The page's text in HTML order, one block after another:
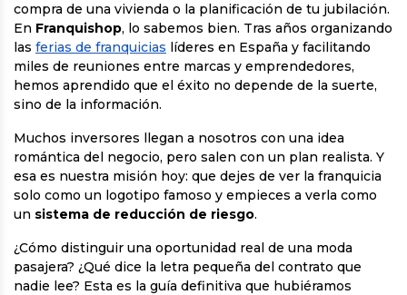
compra de una vivienda o la planificación de tu jubilación.
En Franquishop, lo sabemos bien. Tras años organizando
las ferias de franquicias líderes en España y facilitando
miles de reuniones entre marcas y emprendedores,
hemos aprendido que el éxito no depende de la suerte,
sino de la información.
Muchos inversores llegan a nosotros con una idea
romántica del negocio, pero salen con un plan realista. Y
esa es nuestra misión hoy: que dejes de ver la franquicia
solo como un logotipo famoso y empieces a verla como
un sistema de reducción de riesgo.
¿Cómo distinguir una oportunidad real de una moda
pasajera? ¿Qué dice la letra pequeña del contrato que
nadie lee? Esta es la guía definitiva que hubiéramos